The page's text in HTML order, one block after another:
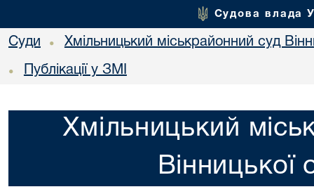
Судова влада
Суди • Хмільницький міськрайонний суд
• Публікації у ЗМІ
Хмільницький
Вінницької